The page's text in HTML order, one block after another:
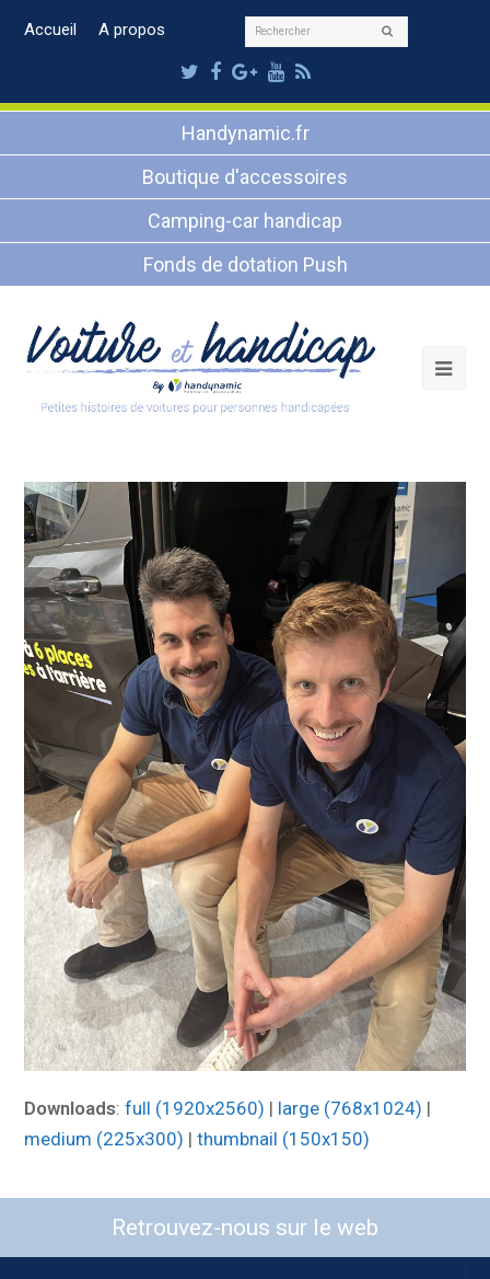
Accueil A propos Rechercher
Twitter
Facebook
Google
Plus
Youtube
RSS
Handynamic.fr
Boutique d'accessoires
Camping-car handicap
Fonds de dotation Push
Downloads:full (1920x2560) | large (768x1024) |
medium (225x300) |thumbnail (150x150)
Retrouvez-nous sur le web